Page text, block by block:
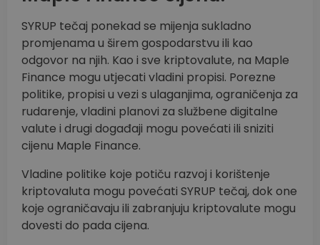
SYRUP tečaj ponekad se mijenja sukladno
promjenama u širem gospodarstvu ili kao
odgovor na njih. Kao i sve kriptovalute, na Maple
Finance mogu utjecati vladini propisi. Porezne
politike, propisi u vezi s ulaganjima, ograničenja za
rudarenje, vladini planovi za službene digitalne
valute i drugi događaji mogu povećati ili sniziti
cijenu Maple Finance.
Vladine politike koje potiču razvoj i korištenje
kriptovaluta mogu povećati SYRUP tečaj, dok one
koje ograničavaju ili zabranjuju kriptovalute mogu
dovesti do pada cijena.